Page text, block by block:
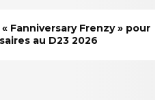
Fanniversary Frenzy » pour
au D23 2026